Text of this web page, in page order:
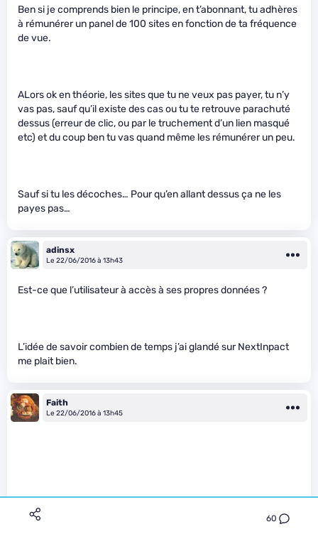
60
Ben si je comprends bien le principe, en t’abonnant, tu adhères
à rémunérer un panel de 100 sites en fonction de ta fréquence
de vue.
ALors ok en théorie, les sites que tu ne veux pas payer, tu n’y
vas pas, sauf qu’il existe des cas ou tu te retrouve parachuté
dessus (erreur de clic, ou par le truchement d’un lien masqué
etc) et du coup ben tu vas quand même les rémunérer un peu.
Sauf si tu les décoches… Pour qu’en allant dessus ça ne les
payes pas…
adinsx
Le 22/06/2016 à 13h43
Est-ce que l’utilisateur à accès à ses propres données ?
L’idée de savoir combien de temps j’ai glandé sur NextInpact
me plait bien.
Faith
Le 22/06/2016 à 13h45